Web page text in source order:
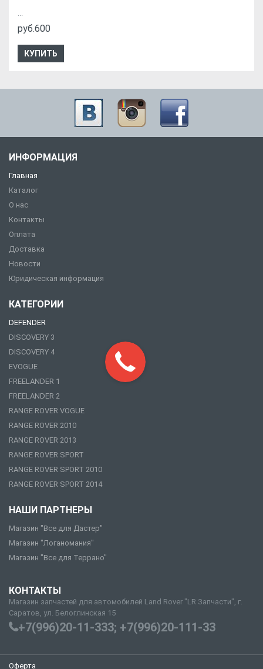
...
руб.600
КУПИТЬ
ИНФОРМАЦИЯ
Главная
Каталог
О нас
Контакты
Оплата
Доставка
Новости
Юридическая информация
КАТЕГОРИИ
DEFENDER
DISCOVERY 3
DISCOVERY 4
EVOGUE
FREELANDER 1
FREELANDER 2
RANGE ROVER VOGUE
RANGE ROVER 2010
RANGE ROVER 2013
RANGE ROVER SPORT
RANGE ROVER SPORT 2010
RANGE ROVER SPORT 2014
НАШИ ПАРТНЕРЫ
Магазин "Все для Дастер"
Магазин "Логаномания"
Магазин "Все для Террано"
КОНТАКТЫ
Магазин запчастей для автомобилей Land Rover "LR Запчасти", г.
Саратов, ул. Белоглинская 15
+7(996)20-11-333; +7(996)20-111-33
Оферта